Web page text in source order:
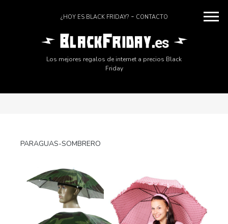
¿HOY ES BLACK FRIDAY? CONTACTO
Los mejores regalos de internet a precios Black
Friday
PARAGUAS-SOMBRERO